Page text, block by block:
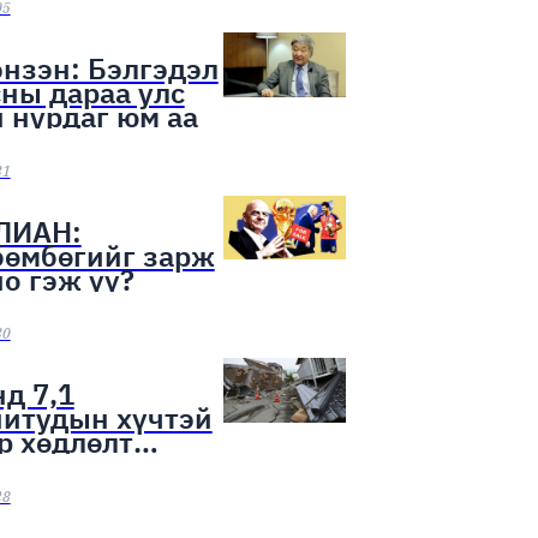
Бэлгэдэл
дараа улс
нурдаг юм аа
зарж
гэж үү?
7,1
хүчтэй
хөдлөлт